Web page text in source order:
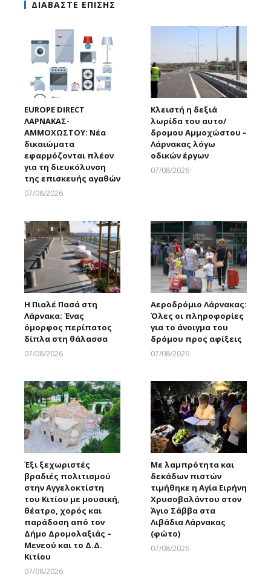
ΔΙΑΒΑΣΤΕ ΕΠΙΣΗΣ
EUROPE DIRECT
ΛΑΡΝΑΚΑΣ-
ΑΜΜΟΧΩΣΤΟΥ: Νέα
δικαιώματα
εφαρμόζονται πλέον
για τη διευκόλυνση
της επισκευής αγαθών
07/08/2026
Κλειστή η δεξιά
λωρίδα του αυτο/
δρομου Αμμοχώστου –
Λάρνακας λόγω
οδικών έργων
07/08/2026
Η Πιαλέ Πασά στη
Λάρνακα: Ένας
όμορφος περίπατος
δίπλα στη θάλασσα
07/08/2026
Αεροδρόμιο Λάρνακας:
Όλες οι πληροφορίες
για το άνοιγμα του
δρόμου προς αφίξεις
07/08/2026
Έξι ξεχωριστές
βραδιές πολιτισμού
στην Αγγελοκτίστη
του Κιτίου με μουσική,
θέατρο, χορός και
παράδοση από τον
Δήμο Δρομολαξιάς –
Μενεού και το Δ.Δ.
Κιτίου
07/08/2026
Με λαμπρότητα και
δεκάδων πιστών
τιμήθηκε η Αγία Ειρήνη
Χρυσοβαλάντου στον
Άγιο Σάββα στα
Λιβάδια Λάρνακας
(φώτο)
07/08/2026